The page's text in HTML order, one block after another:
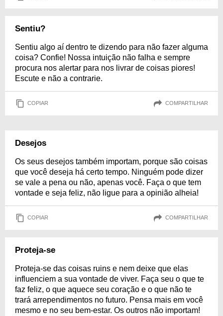
Sentiu?
Sentiu algo aí dentro te dizendo para não fazer alguma
coisa? Confie! Nossa intuição não falha e sempre
procura nos alertar para nos livrar de coisas piores!
Escute e não a contrarie.
COPIAR COMPARTILHAR
Desejos
Os seus desejos também importam, porque são coisas
que você deseja há certo tempo. Ninguém pode dizer
se vale a pena ou não, apenas você. Faça o que tem
vontade e seja feliz, não ligue para a opinião alheia!
COPIAR COMPARTILHAR
Proteja-se
Proteja-se das coisas ruins e nem deixe que elas
influenciem a sua vontade de viver. Faça seu o que te
faz feliz, o que aquece seu coração e o que não te
trará arrependimentos no futuro. Pensa mais em você
mesmo e no seu bem-estar. Os outros não importam!